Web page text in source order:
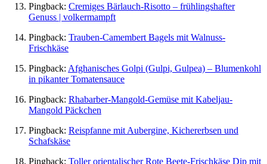
Pingback: Cremiges Bärlauch-Risotto – frühlingshafter
Genuss | volkermampft
Pingback: Trauben-Camembert Bagels mit Walnuss-
Frischkäse
Pingback: Afghanisches Golpi (Gulpi, Gulpea) – Blumenkohl
in pikanter Tomatensauce
Pingback: Rhabarber-Mangold-Gemüse mit Kabeljau-
Mangold Päckchen
Pingback: Reispfanne mit Aubergine, Kichererbsen und
Schafskäse
Pingback: Toller orientalischer Rote Beete-Frischkäse Dip mit